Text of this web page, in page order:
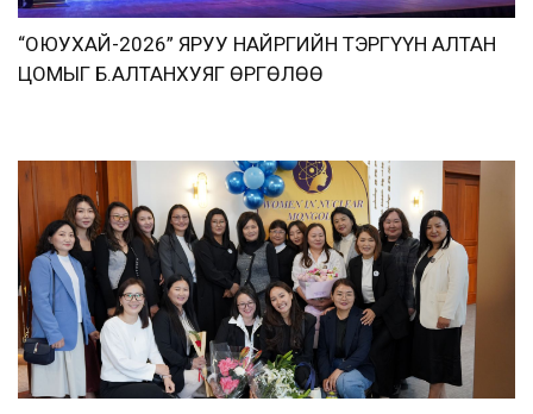
“ОЮУХАЙ-2026” ЯРУУ НАЙРГИЙН ТЭРГҮҮН АЛТАН
ЦОМЫГ Б.АЛТАНХУЯГ ӨРГӨЛӨӨ